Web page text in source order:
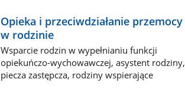
Opieka i przeciwdziałanie przemocy
w rodzinie
Wsparcie rodzin w wypełnianiu funkcji
opiekuńczo-wychowawczej, asystent rodziny,
piecza zastępcza, rodziny wspierające